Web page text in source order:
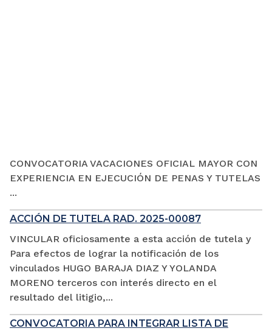
CONVOCATORIA VACACIONES OFICIAL MAYOR CON
EXPERIENCIA EN EJECUCIÓN DE PENAS Y TUTELAS
...
ACCIÓN DE TUTELA RAD. 2025-00087
VINCULAR oficiosamente a esta acción de tutela y
Para efectos de lograr la notificación de los
vinculados HUGO BARAJA DIAZ Y YOLANDA
MORENO terceros con interés directo en el
resultado del litigio,...
CONVOCATORIA PARA INTEGRAR LISTA DE